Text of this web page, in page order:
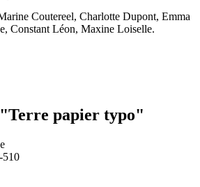
Coutereel, Charlotte Dupont, Emma
Constant Léon, Maxine Loiselle.
papier typo"
510